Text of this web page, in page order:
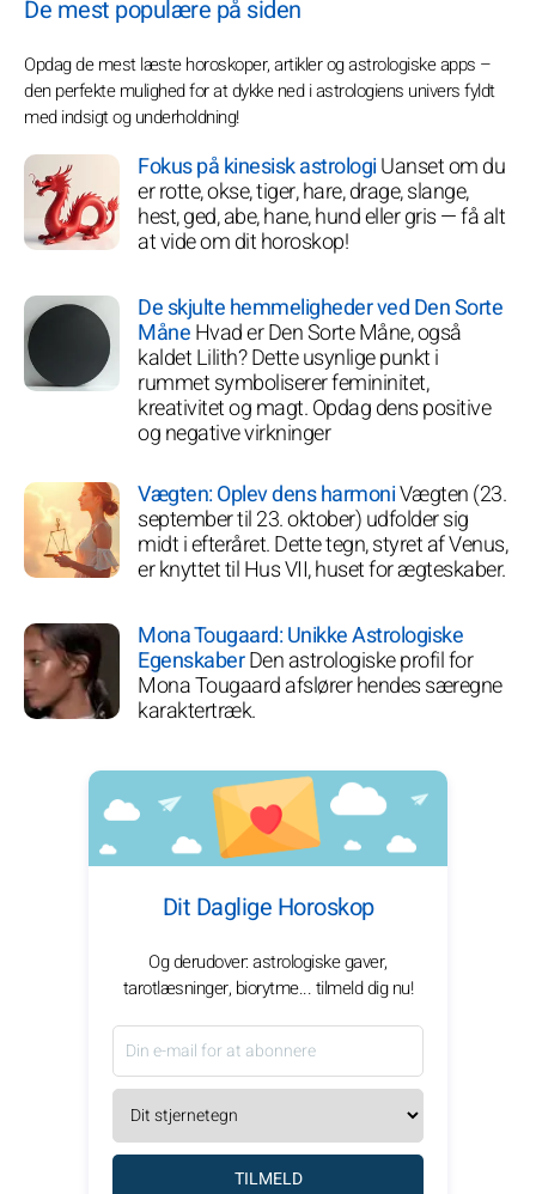
De mest populære på siden
Opdag de mest læste horoskoper, artikler og astrologiske apps –
den perfekte mulighed for at dykke ned i astrologiens univers fyldt
med indsigt og underholdning!
Fokus på kinesisk astrologiUanset om du
er rotte, okse, tiger, hare, drage, slange,
hest, ged, abe, hane, hund eller gris — få alt
at vide om dit horoskop!
De skjulte hemmeligheder ved Den Sorte
MåneHvad er Den Sorte Måne, også
kaldet Lilith? Dette usynlige punkt i
rummet symboliserer femininitet,
kreativitet og magt. Opdag dens positive
og negative virkninger
Vægten: Oplev dens harmoniVægten (23.
september til 23. oktober) udfolder sig
midt i efteråret. Dette tegn, styret af Venus,
er knyttet til Hus VII, huset for ægteskaber.
Mona Tougaard: Unikke Astrologiske
EgenskaberDen astrologiske profil for
Mona Tougaard afslører hendes særegne
karaktertræk.
Dit Daglige Horoskop
Og derudover: astrologiske gaver,
tarotlæsninger, biorytme... tilmeld dig nu!
TILMELD